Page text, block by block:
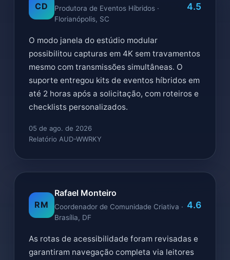
CD
Produtora de Eventos Híbridos ·
Florianópolis, SC
4.5
O modo janela do estúdio modular
possibilitou capturas em 4K sem travamentos
mesmo com transmissões simultâneas. O
suporte entregou kits de eventos híbridos em
até 2 horas após a solicitação, com roteiros e
checklists personalizados.
05 de ago. de 2026
Relatório AUD-WWRKY
RM
Rafael Monteiro
Coordenador de Comunidade Criativa ·
Brasília, DF
4.6
As rotas de acessibilidade foram revisadas e
garantiram navegação completa via leitores